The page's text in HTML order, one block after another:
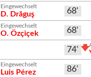
Eingewechselt
D. Drăguş 68'
Eingewechselt
O. Özçiçek 68'
74'
Eingewechselt
Luis Pérez 86'